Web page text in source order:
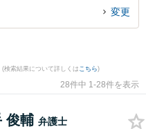
再犯・前科ありを法律相談できる
変更
(検索結果について詳しくは こちら)
28件中 1-28件を表示
俊輔 弁護士